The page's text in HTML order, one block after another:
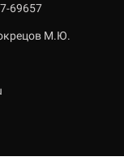
69657
М.Ю.